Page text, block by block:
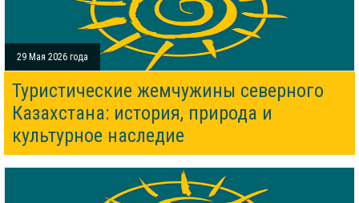
29 Мая 2026 года
Туристические жемчужины северного
Казахстана: история, природа и
культурное наследие